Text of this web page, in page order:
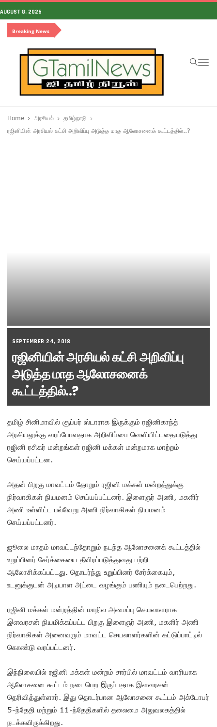
AUGUST 8, 2026
Breaking News
Home அரசியல்
தமிழ்நாடு
ரஜினியின் அரசியல் கட்சி அறிவிப்பு அடுத்த மாத ஆலோசனைக் கூட்டத்தில்..?
SEPTEMBER 24, 2018
ரஜினியின் அரசியல் கட்சி அறிவிப்பு
அடுத்த மாத ஆலோசனைக்
கூட்டத்தில்..?
தமிழ் சினிமாவில் சூப்பர் ஸ்டாராக இருக்கும் ரஜினிகாந்த்
அரசியலுக்கு வரப்போவதாக அறிவிப்பை வெளியிட்டதையடுத்து
ரஜினி ரசிகர் மன்றங்கள் ரஜினி மக்கள் மன்றமாக மாற்றம்
செய்யப்பட்டன.
அதன் பிறகு மாவட்டம் தோறும் ரஜினி மக்கள் மன்றத்துக்கு
நிர்வாகிகள் நியமனம் செய்யப்பட்டனர். இளைஞர் அணி, மகளிர்
அணி உள்ளிட்ட பல்வேறு அணி நிர்வாகிகள் நியமனம்
செய்யப்பட்டனர்.
ஜூலை மாதம் மாவட்டந்தோறும் நடந்த ஆலோசனைக் கூட்டத்தில்
உறுப்பினர் சேர்க்கையை தீவிரப்படுத்துவது பற்றி
ஆலோசிக்கப்பட்டது. தொடர்ந்து உறுப்பினர் சேர்க்கையும்,
உடனுக்குடன் அடியாள அட்டை வழங்கும் பணியும் நடைபெற்றது.
ரஜினி மக்கள் மன்றத்தின் மாநில அமைப்பு செயலாளராக
இளவரசன் நியமிக்கப்பட்ட பிறகு இளைஞர் அணி, மகளிர் அணி
நிர்வாகிகள் அனைவரும் மாவட்ட செயலாளர்களின் கட்டுப்பாட்டில்
கொண்டு வரப்பட்டனர்.
இந்நிலையில் ரஜினி மக்கள் மன்றம் சார்பில் மாவட்டம் வாரியாக
ஆலோசனை கூட்டம் நடைபெற இருப்பதாக இளவரசன்
தெரிவித்துள்ளார். இது தொடர்பான ஆலோசனை கூட்டம் அக்டோபர்
5-ந்தேதி மற்றும் 11-ந்தேதிகளில் தலைமை அலுவலகத்தில்
நடக்கவிருக்கிறது.